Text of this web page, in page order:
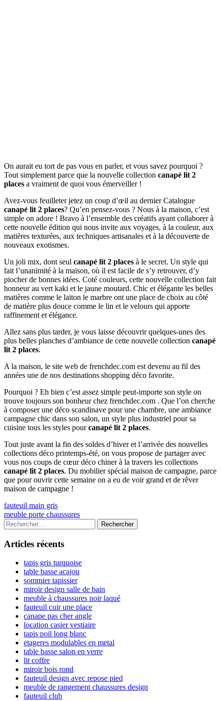
On aurait eu tort de pas vous en parler, et vous savez pourquoi ?
Tout simplement parce que la nouvelle collection canapé lit 2
places a vraiment de quoi vous émerveiller !
Avez-vous feuilleter jetez un coup d’œil au dernier Catalogue
canapé lit 2 places? Qu’en pensez-vous ? Nous à la maison, c’est
simple on adore ! Bravo à l’ensemble des créatifs ayant collaborer à
cette nouvelle édition qui nous invite aux voyages, à la couleur, aux
matières texturées, aux techniques artisanales et à la découverte de
nouveaux exotismes.
Un joli mix, dont seul canapé lit 2 places à le secret. Un style qui
fait l’unanimité à la maison, où il est facile de s’y retrouver, d’y
piocher de bonnes idées. Coté couleurs, cette nouvelle collection fait
honneur au vert kaki et le jaune moutard. Chic et élégante les belles
matières comme le laiton le marbre ont une place de choix au côté
de matière plus douce comme le lin et le velours qui apporte
raffinement et élégance.
Allez sans plus tarder, je vous laisse découvrir quelques-unes des
plus belles planches d’ambiance de cette nouvelle collection canapé
lit 2 places.
A la maison, le site web de frenchdec.com est devenu au fil des
années une de nos destinations shopping déco favorite.
Pourquoi ? Eh bien c’est assez simple peut-importe son style on
trouve toujours son bonheur chez frenchdec.com . Que l’on cherche
à composer une déco scandinave pour une chambre, une ambiance
campagne chic dans son salon, un style plus industriel pour sa
cuisine tous les styles pourcanapé lit 2 places.
Tout juste avant la fin des soldes d’hiver et l’arrivée des nouvelles
collections déco printemps-été, on vous propose de partager avec
vous nos coups de cœur déco chiner à la travers les collections
canapé lit 2 places. Du mobilier spécial maison de campagne, parce
que pour ouvrir cette semaine on a eu de voir grand et de rêver
maison de campagne !
Navigation
de
l’article
Previous
article:
fauteuil main gris
Next
article:
meuble porte chaussures
Colonne
latérale
principale
Rechercher :
Articles récents
tapis gris turquoise
table basse acajou
sommier tapissier
miroir design salle de bain
meuble à chaussures noir laqué
fauteuil cuir une place
canape pas cher angle
location casier vestiaire
tapis poil long blanc
etageres modulables en metal
table basse salon en verre
lit coffre
miroir bois rond
fauteuil design avec repose pied
meuble de rangement chaussures design
fauteuil club